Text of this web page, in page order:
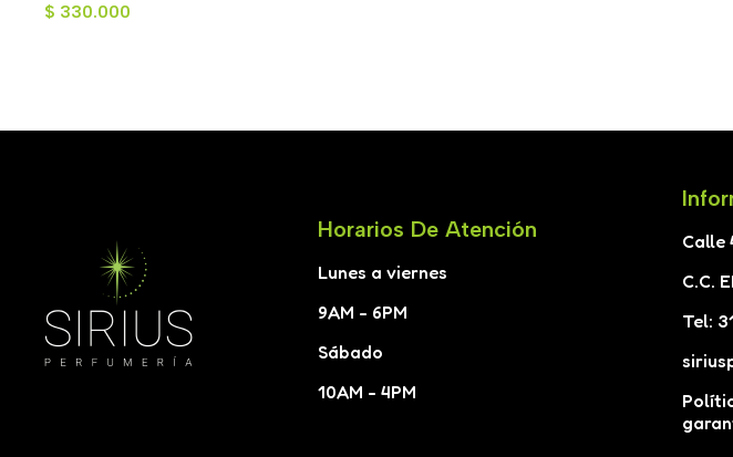
$ 330.000
Horarios De Atención
Lunes a viernes
9AM - 6PM
Sábado
10AM - 4PM
Calle
C.C.
Tel: